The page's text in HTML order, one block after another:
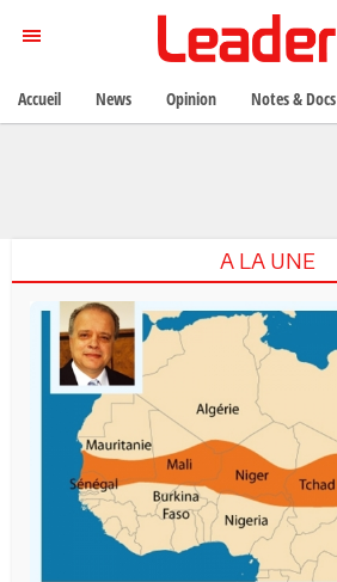
A LA UNE
Accueil News Opinion Notes & Docs